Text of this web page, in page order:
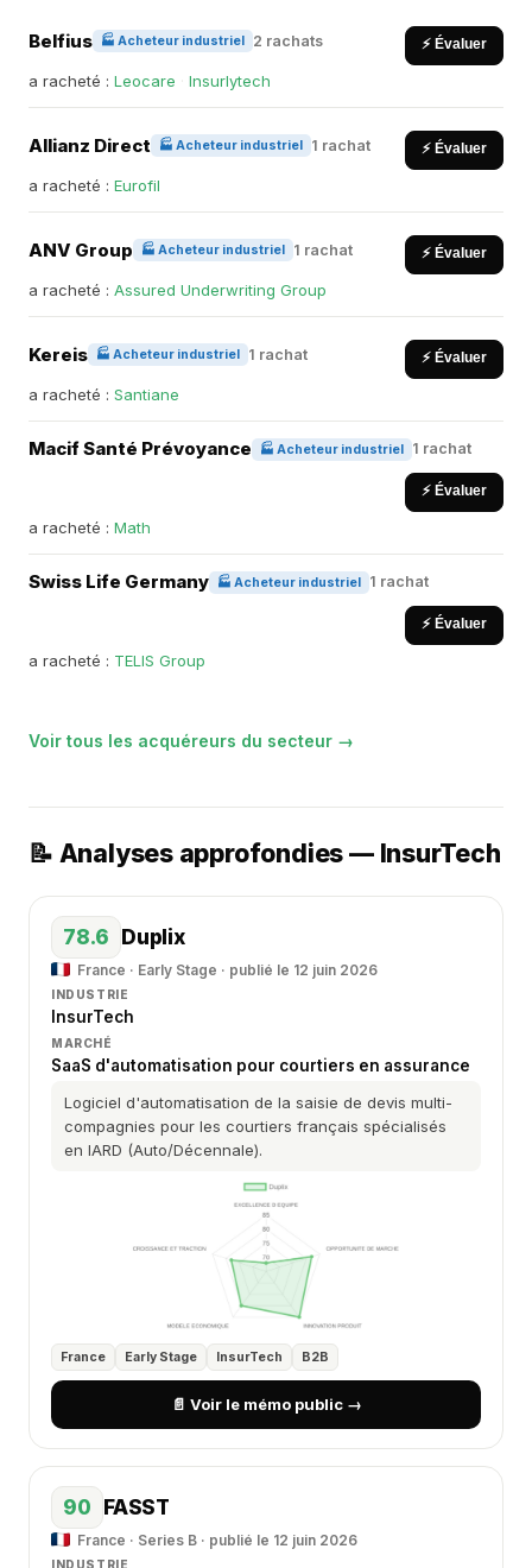
Belfius 🏭 Acheteur industriel 2 rachats ⚡ Évaluer
a racheté : Leocare Insurlytech
Allianz Direct 🏭 Acheteur industriel 1 rachat ⚡ Évaluer
a racheté : Eurofil
ANV Group 🏭 Acheteur industriel 1 rachat ⚡ Évaluer
a racheté : Assured Underwriting Group
Kereis 🏭 Acheteur industriel 1 rachat ⚡ Évaluer
a racheté : Santiane
Macif Santé Prévoyance 🏭 Acheteur industriel 1 rachat
⚡ Évaluer
a racheté : Math
Swiss Life Germany 🏭 Acheteur industriel 1 rachat
⚡ Évaluer
a racheté : TELIS Group
Voir tous les acquéreurs du secteur →
📝 Analyses approfondies — InsurTech
78.6 Duplix
France · Early Stage · publié le 12 juin 2026
INDUSTRIE
InsurTech
MARCHÉ
SaaS d'automatisation pour courtiers en assurance
Logiciel d'automatisation de la saisie de devis multi-
compagnies pour les courtiers français spécialisés
en IARD (Auto/Décennale).
France Early Stage InsurTech B2B
📄 Voir le mémo public →
90 FASST
France · Series B · publié le 12 juin 2026
INDUSTRIE